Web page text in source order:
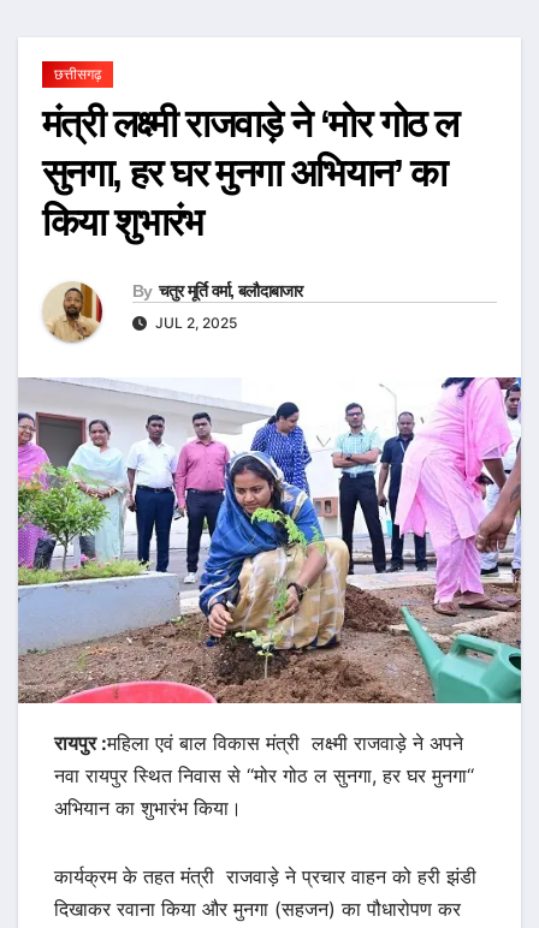
छत्तीसगढ़
मंत्री लक्ष्मी राजवाड़े ने ‘मोर गोठ ल
सुनगा, हर घर मुनगा अभियान’ का
किया शुभारंभ
By चतुर मूर्ति वर्मा, बलौदाबाजार
JUL 2, 2025
रायपुर :महिला एवं बाल विकास मंत्री लक्ष्मी राजवाड़े ने अपने
नवा रायपुर स्थित निवास से ‘‘मोर गोठ ल सुनगा, हर घर मुनगा‘‘
अभियान का शुभारंभ किया।
कार्यक्रम के तहत मंत्री राजवाड़े ने प्रचार वाहन को हरी झंडी
दिखाकर रवाना किया और मुनगा (सहजन) का पौधारोपण कर